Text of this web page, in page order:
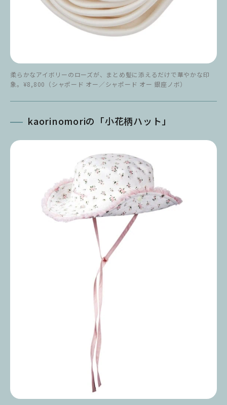
柔らかなアイボリーのローズが、まとめ髪に添えるだけで華やかな印
象。¥8,800（シャポード オー／シャポード オー 銀座ノボ）
kaorinomoriの「小花柄ハット」